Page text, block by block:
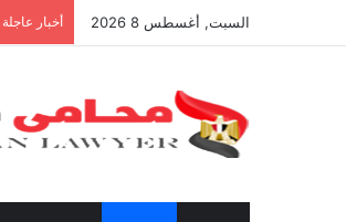
السبت, أغسطس 8 2026 أخبار عاجلة